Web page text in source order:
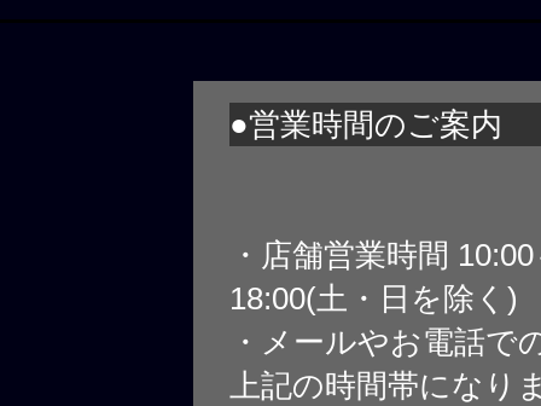
●営業時間のご案内
・店舗営業時間
18:00(土・日を除く)
・メールやお電話で
上記の時間帯になり